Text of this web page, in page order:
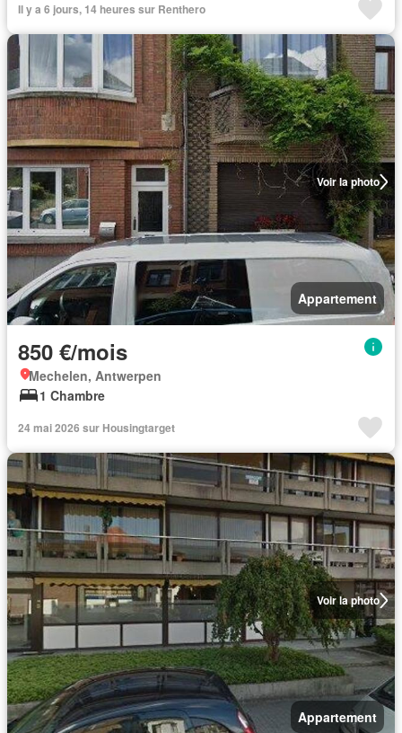
Il y a 6 jours, 14 heures sur Renthero
Voir la photo
Appartement
850 €/mois
Mechelen, Antwerpen
1 Chambre
24 mai 2026 sur Housingtarget
Voir la photo
Appartement